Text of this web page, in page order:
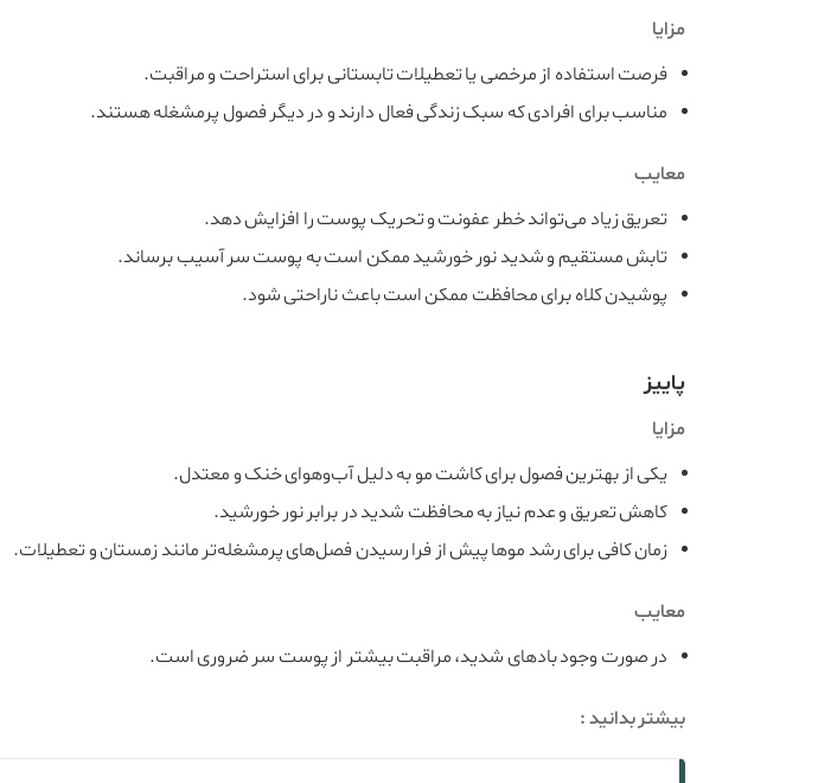
مزایا
فرصت استفاده از مرخصی یا تعطیلات تابستانی برای استراحت و مراقبت.
مناسب برای افرادی که سبک زندگی فعال دارند و در دیگر فصول پرمشغله هستند.
معایب
تعریق زیاد می‌تواند خطر عفونت و تحریک پوست را افزایش دهد.
تابش مستقیم و شدید نور خورشید ممکن است به پوست سر آسیب برساند.
پوشیدن کلاه برای محافظت ممکن است باعث ناراحتی شود.
پاییز
مزایا
یکی از بهترین فصول برای کاشت مو به دلیل آب‌وهوای خنک و معتدل.
کاهش تعریق و عدم نیاز به محافظت شدید در برابر نور خورشید.
زمان کافی برای رشد موها پیش از فرا رسیدن فصل‌های پرمشغله‌تر مانند زمستان و تعطیلات.
معایب
در صورت وجود بادهای شدید، مراقبت بیشتر از پوست سر ضروری است.
بیشتر بدانید :